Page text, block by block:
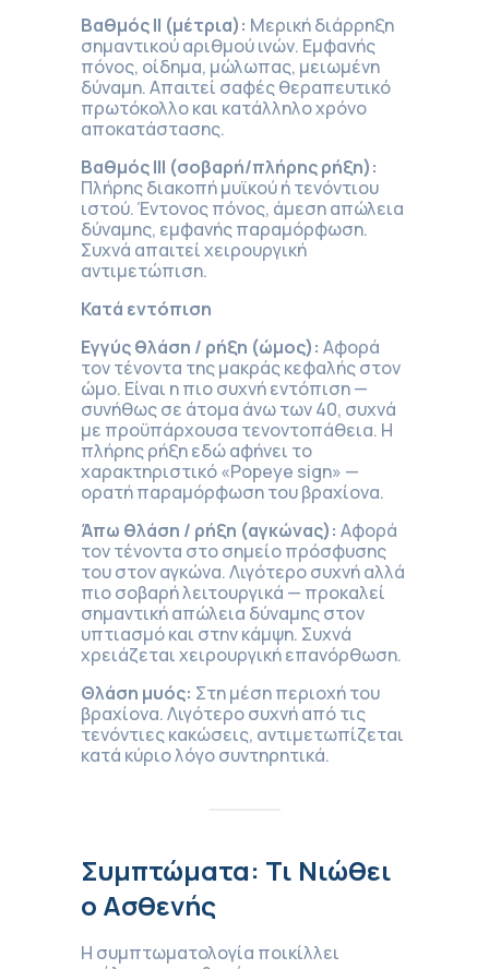
Βαθμός ΙΙ (μέτρια): Μερική διάρρηξη
σημαντικού αριθμού ινών. Εμφανής
πόνος, οίδημα, μώλωπας, μειωμένη
δύναμη. Απαιτεί σαφές θεραπευτικό
πρωτόκολλο και κατάλληλο χρόνο
αποκατάστασης.
Βαθμός ΙΙΙ (σοβαρή/πλήρης ρήξη):
Πλήρης διακοπή μυϊκού ή τενόντιου
ιστού. Έντονος πόνος, άμεση απώλεια
δύναμης, εμφανής παραμόρφωση.
Συχνά απαιτεί χειρουργική
αντιμετώπιση.
Κατά εντόπιση
Εγγύς θλάση / ρήξη (ώμος): Αφορά
τον τένοντα της μακράς κεφαλής στον
ώμο. Είναι η πιο συχνή εντόπιση —
συνήθως σε άτομα άνω των 40, συχνά
με προϋπάρχουσα τενοντοπάθεια. Η
πλήρης ρήξη εδώ αφήνει το
χαρακτηριστικό «Popeye sign» —
ορατή παραμόρφωση του βραχίονα.
Άπω θλάση / ρήξη (αγκώνας): Αφορά
τον τένοντα στο σημείο πρόσφυσης
του στον αγκώνα. Λιγότερο συχνή αλλά
πιο σοβαρή λειτουργικά — προκαλεί
σημαντική απώλεια δύναμης στον
υπτιασμό και στην κάμψη. Συχνά
χρειάζεται χειρουργική επανόρθωση.
Θλάση μυός: Στη μέση περιοχή του
βραχίονα. Λιγότερο συχνή από τις
τενόντιες κακώσεις, αντιμετωπίζεται
κατά κύριο λόγο συντηρητικά.
Συμπτώματα: Τι Νιώθει
ο Ασθενής
Η συμπτωματολογία ποικίλλει